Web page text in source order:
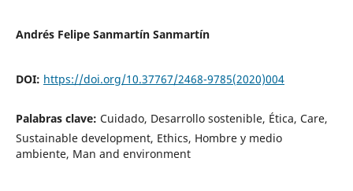
Andrés Felipe Sanmartín Sanmartín
DOI: https://doi.org/10.37767/2468-9785(2020)004
Palabras clave: Cuidado, Desarrollo sostenible, Ética, Care,
Sustainable development, Ethics, Hombre y medio
ambiente, Man and environment